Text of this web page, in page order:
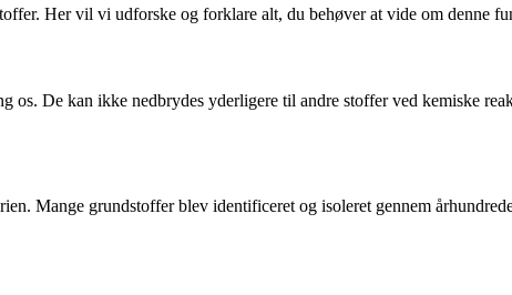
Her vil vi udforske og forklare alt, du behøver at vide om denne
os. De kan ikke nedbrydes yderligere til andre stoffer ved kemiske
Mange grundstoffer blev identificeret og isoleret gennem